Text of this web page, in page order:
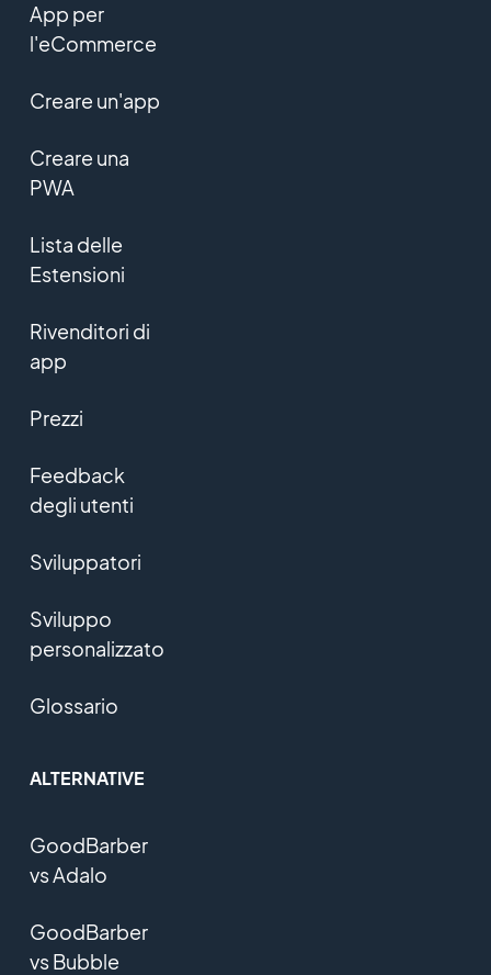
App per
l'eCommerce
Creare un'app
Creare una
PWA
Lista delle
Estensioni
Rivenditori di
app
Prezzi
Feedback
degli utenti
Sviluppatori
Sviluppo
personalizzato
Glossario
ALTERNATIVE
GoodBarber
vs Adalo
GoodBarber
vs Bubble